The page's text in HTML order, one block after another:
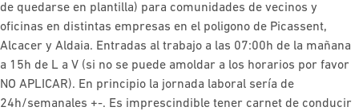
de quedarse en plantilla) para comunidades de vecinos y
oficinas en distintas empresas en el poligono de Picassent,
Alcacer y Aldaia. Entradas al trabajo a las 07:00h de la mañana
a 15h de L a V (si no se puede amoldar a los horarios por favor
NO APLICAR). En principio la jornada laboral sería de
24h/semanales +-. Es imprescindible tener carnet de conducir